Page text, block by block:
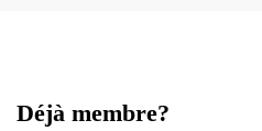
Déjà membre?